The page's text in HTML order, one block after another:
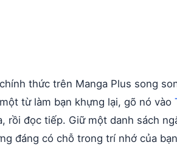
thức trên Manga Plus song
từ làm bạn khựng lại, gõ nó vào
rồi đọc tiếp. Giữ một danh sách
đáng có chỗ trong trí nhớ của